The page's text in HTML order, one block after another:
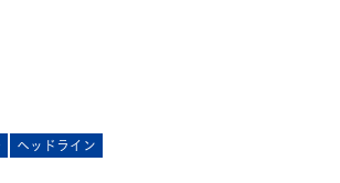
ヘッドライン